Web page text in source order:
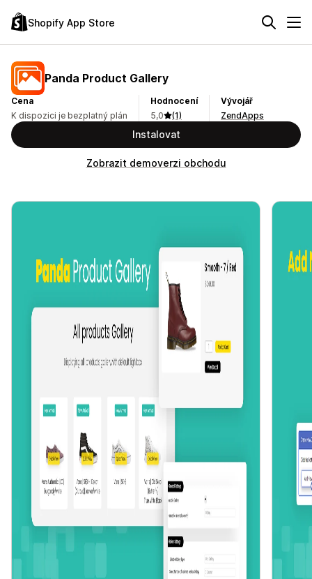
Shopify App Store
Panda Product Gallery
Cena
K dispozici je bezplatný plán
Hodnocení
5,0
(1)
Vývojář
ZendApps
Instalovat
Zobrazit demoverzi obchodu